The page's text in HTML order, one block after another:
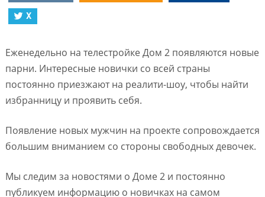
X
Еженедельно на телестройке Дом 2 появляются новые
парни. Интересные новички со всей страны
постоянно приезжают на реалити-шоу, чтобы найти
избранницу и проявить себя.
Появление новых мужчин на проекте сопровождается
большим вниманием со стороны свободных девочек.
Мы следим за новостями о Доме 2 и постоянно
публикуем информацию о новичках на самом